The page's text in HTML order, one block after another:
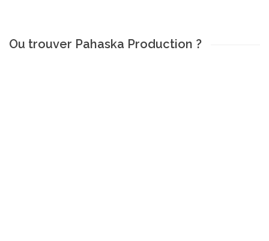
Ou trouver Pahaska Production ?